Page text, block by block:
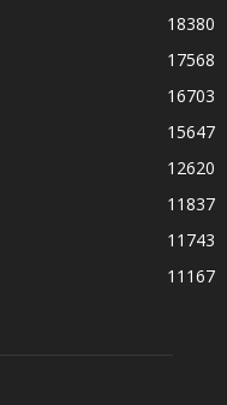
18380
17568
16703
15647
12620
11837
11743
11167